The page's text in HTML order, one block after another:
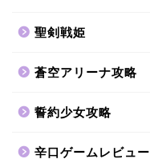
聖剣戦姫
蒼空アリーナ攻略
誓約少女攻略
辛口ゲームレビュー